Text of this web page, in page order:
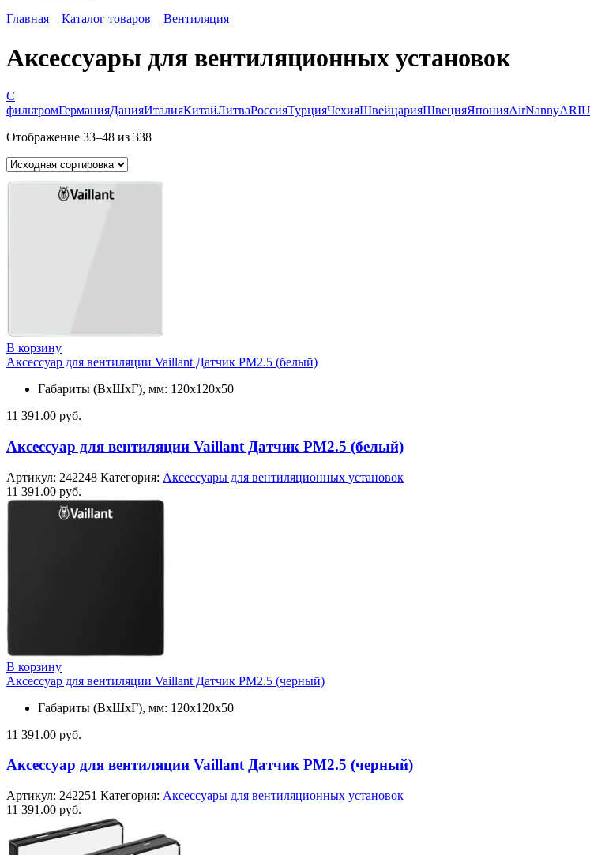
Главная
Каталог товаров Вентиляция
Аксессуары для вентиляционных установок
С
фильтромГерманияДанияИталияКитайЛитваРоссияТурцияЧехияШвейцарияШвецияЯпонияAirNanny
Отображение 33–48 из 338
В корзину
Аксессуар для вентиляции Vaillant Датчик PM2.5 (белый)
Габариты (ВхШхГ), мм: 120x120x50
11 391.00 руб.
Аксессуар для вентиляции Vaillant Датчик PM2.5 (белый)
Артикул: 242248 Категория: Аксессуары для вентиляционных установок
11 391.00 руб.
В корзину
Аксессуар для вентиляции Vaillant Датчик PM2.5 (черный)
Габариты (ВхШхГ), мм: 120x120x50
11 391.00 руб.
Аксессуар для вентиляции Vaillant Датчик PM2.5 (черный)
Артикул: 242251 Категория: Аксессуары для вентиляционных установок
11 391.00 руб.